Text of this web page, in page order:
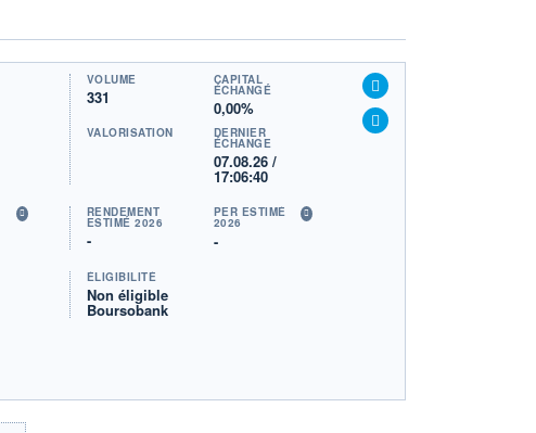
VOLUME
331
CAPITAL
ÉCHANGÉ
0,00%
VALORISATION DERNIER
ÉCHANGE
07.08.26 /
17:06:40
RENDEMENT
ESTIMÉ 2026
-
PER ESTIMÉ
2026
-
ÉLIGIBILITÉ
Non éligible
Boursobank